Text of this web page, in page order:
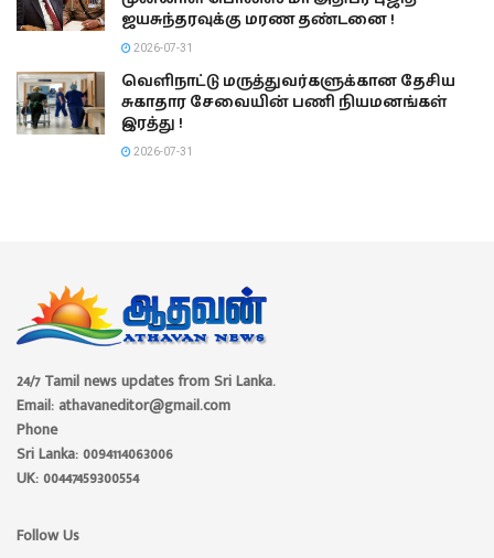
ஜயசுந்தரவுக்கு மரண தண்டனை !
2026-07-31
வெளிநாட்டு மருத்துவர்களுக்கான தேசிய
சுகாதார சேவையின் பணி நியமனங்கள்
இரத்து !
2026-07-31
24/7 Tamil news updates from Sri Lanka.
Email: athavaneditor@gmail.com
Phone
Sri Lanka: 0094114063006
UK: 00447459300554
Follow Us